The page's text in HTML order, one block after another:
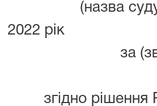
(назва
2022 рік
за
згідно